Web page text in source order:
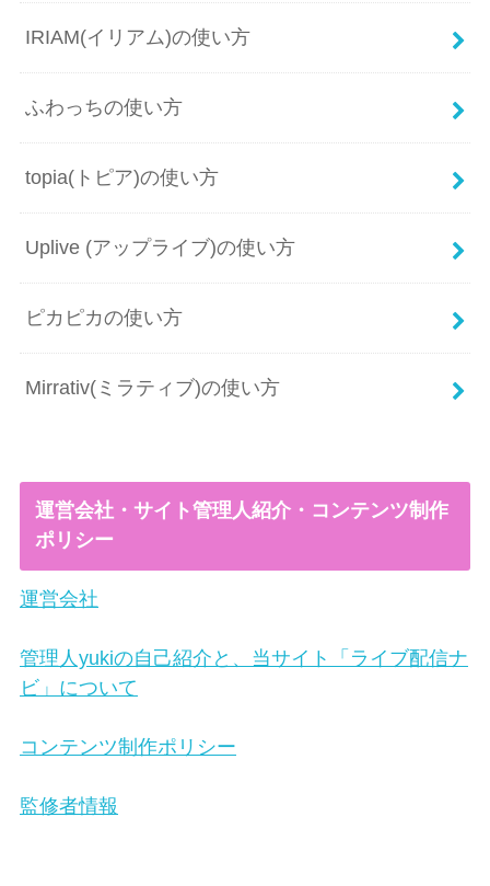
IRIAM(イリアム)の使い方
ふわっちの使い方
topia(トピア)の使い方
Uplive (アップライブ)の使い方
ピカピカの使い方
Mirrativ(ミラティブ)の使い方
運営会社・サイト管理人紹介・コンテンツ制作
ポリシー
運営会社
管理人yukiの自己紹介と、当サイト「ライブ配信ナ
ビ」について
コンテンツ制作ポリシー
監修者情報